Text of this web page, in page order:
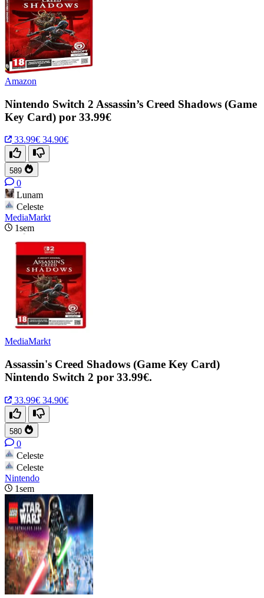
Amazon
Nintendo Switch 2 Assassin’s Creed Shadows (Game
Key Card) por 33.99€
33.99€ 34.90€
589
0
Lunam
Celeste
MediaMarkt
1sem
MediaMarkt
Assassin's Creed Shadows (Game Key Card)
Nintendo Switch 2 por 33.99€.
33.99€ 34.90€
580
0
Celeste
Celeste
Nintendo
1sem